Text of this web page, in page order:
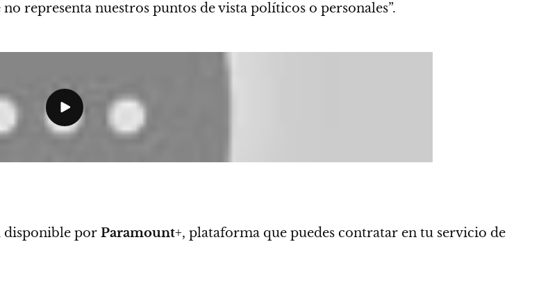
representa nuestros puntos de vista políticos o personales”.
disponible por Paramount+, plataforma que puedes contratar en tu servicio de